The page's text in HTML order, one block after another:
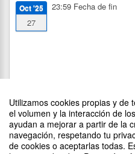
Utilizamos cookies propias y de
el volumen y la interacción de
ayudan a mejorar a partir de la
navegación, respetando tu
de cookies o aceptarlas todas.
Oct '25
27
23:59 Fecha de fin
DIFUNDE TU EVENTO